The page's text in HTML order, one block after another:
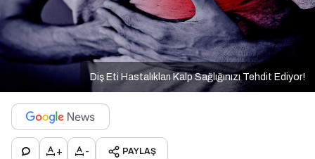
Diş Eti Hastalıkları Kalp Sağlığınızı Tehdit Ediyor!
+ - PAYLAŞ